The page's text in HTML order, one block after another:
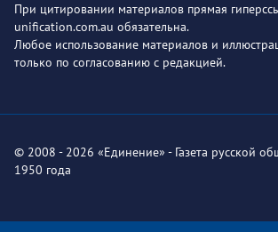
При цитировании материалов прямая
unification.com.au обязательна.
Любое использование материалов и
только по согласованию с редакцией.
© 2008 - 2026 «Единение» - Газета русской
1950 года